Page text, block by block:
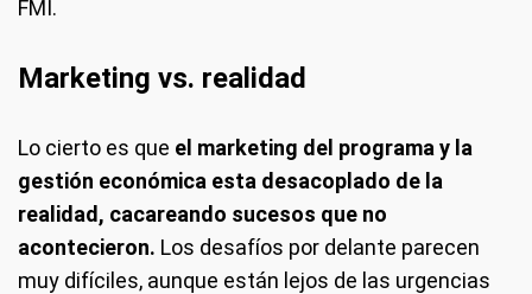
FMI.
Marketing vs. realidad
Lo cierto es que el marketing del programa y la
gestión económica esta desacoplado de la
realidad, cacareando sucesos que no
acontecieron. Los desafíos por delante parecen
muy difíciles, aunque están lejos de las urgencias